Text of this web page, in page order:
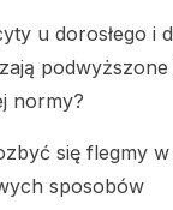
u dorosłego i
normy?
się flegmy
sposobów